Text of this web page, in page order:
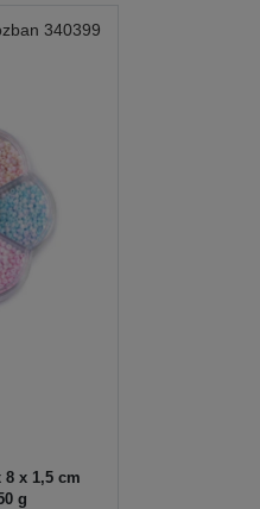
340399
8 x 1,5 cm
g